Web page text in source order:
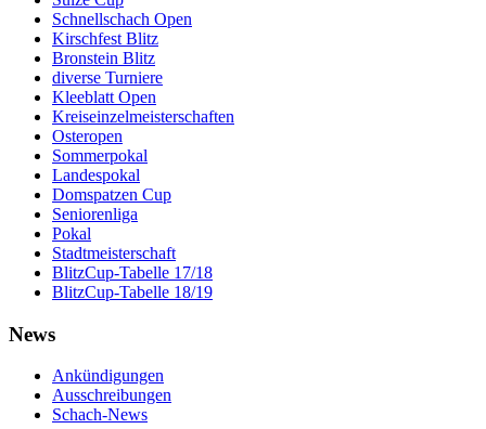
Schnellschach Open
Kirschfest Blitz
Bronstein Blitz
diverse Turniere
Kleeblatt Open
Kreiseinzelmeisterschaften
Osteropen
Sommerpokal
Landespokal
Domspatzen Cup
Seniorenliga
Pokal
Stadtmeisterschaft
BlitzCup-Tabelle 17/18
BlitzCup-Tabelle 18/19
News
Ankündigungen
Ausschreibungen
Schach-News